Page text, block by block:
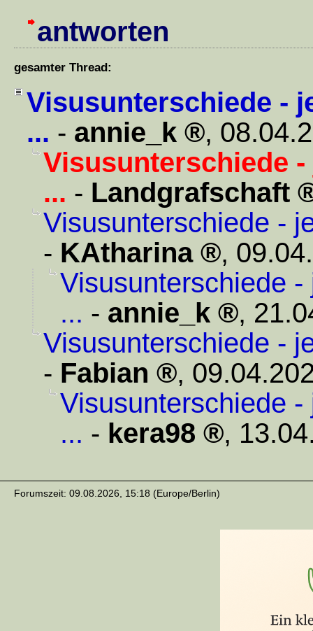
antworten
gesamter Thread:
Visusunterschiede -
... - annie_k ,
Visusunterschiede
... - Landgrafschaft
Visusunterschiede -
- KAtharina ,
Visusunterschiede
... - annie_k ,
Visusunterschiede -
- Fabian ,
Visusunterschiede
... - kera98 ,
Forumszeit: 09.08.2026, 15:18 (Europe/Berlin)